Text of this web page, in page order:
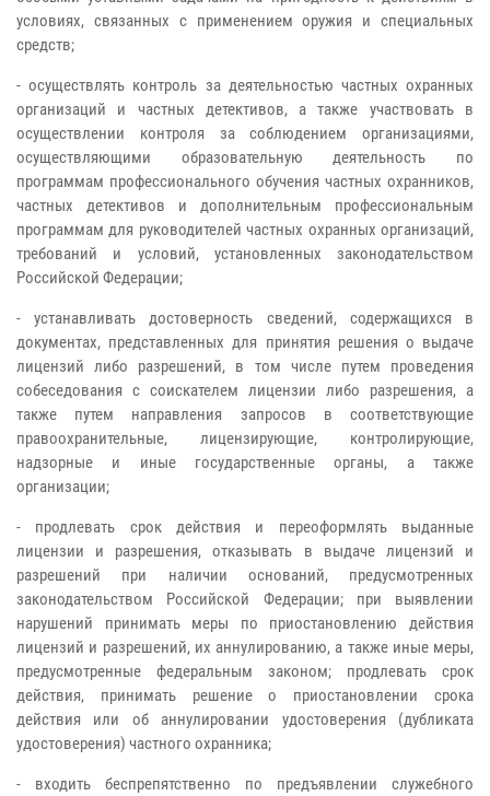
условиях, связанных с применением оружия и специальных
средств;
- осуществлять контроль за деятельностью частных охранных
организаций и частных детективов, а также участвовать в
осуществлении контроля за соблюдением организациями,
осуществляющими образовательную деятельность по
программам профессионального обучения частных охранников,
частных детективов и дополнительным профессиональным
программам для руководителей частных охранных организаций,
требований и условий, установленных законодательством
Российской Федерации;
- устанавливать достоверность сведений, содержащихся в
документах, представленных для принятия решения о выдаче
лицензий либо разрешений, в том числе путем проведения
собеседования с соискателем лицензии либо разрешения, а
также путем направления запросов в соответствующие
правоохранительные, лицензирующие, контролирующие,
надзорные и иные государственные органы, а также
организации;
- продлевать срок действия и переоформлять выданные
лицензии и разрешения, отказывать в выдаче лицензий и
разрешений при наличии оснований, предусмотренных
законодательством Российской Федерации; при выявлении
нарушений принимать меры по приостановлению действия
лицензий и разрешений, их аннулированию, а также иные меры,
предусмотренные федеральным законом; продлевать срок
действия, принимать решение о приостановлении срока
действия или об аннулировании удостоверения (дубликата
удостоверения) частного охранника;
- входить беспрепятственно по предъявлении служебного